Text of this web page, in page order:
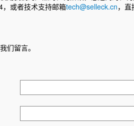
或者技术支持邮箱tech@selleck.cn，
们留言。